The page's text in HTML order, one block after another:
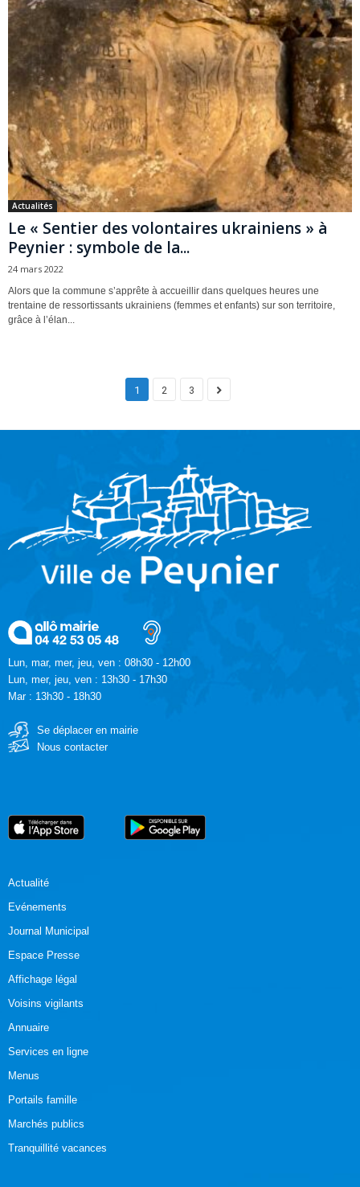
Actualités
Le « Sentier des volontaires ukrainiens » à
Peynier : symbole de la...
24 mars 2022
Alors que la commune s’apprête à accueillir dans quelques heures une
trentaine de ressortissants ukrainiens (femmes et enfants) sur son territoire,
grâce à l’élan...
1 2 3
Lun, mar, mer, jeu, ven : 08h30 - 12h00
Lun, mer, jeu, ven : 13h30 - 17h30
Mar : 13h30 - 18h30
Se déplacer en mairie
Nous contacter
Actualité
Evénements
Journal Municipal
Espace Presse
Affichage légal
Voisins vigilants
Annuaire
Services en ligne
Menus
Portails famille
Marchés publics
Tranquillité vacances